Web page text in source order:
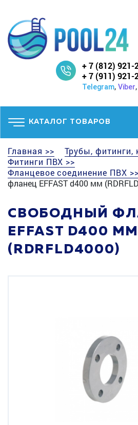
+ 7 (812) 921-
+ 7 (911) 921-
Telegram, Viber,
КАТАЛОГ ТОВАРОВ
Главная >>
Трубы, фитинги,
Фитинги ПВХ >>
Фланцевое соединение ПВХ >>
фланец EFFAST d400 мм
СВОБОДНЫЙ
EFFAST D400 ММ
(RDRFLD4000)